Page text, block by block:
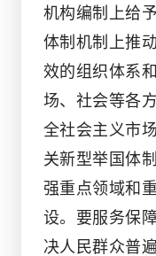
机构编制上给
体制机制上推
效的组织体系
场、社会等各
全社会主义市
关新型举国体
强重点领域和
设。要服务保
决人民群众普